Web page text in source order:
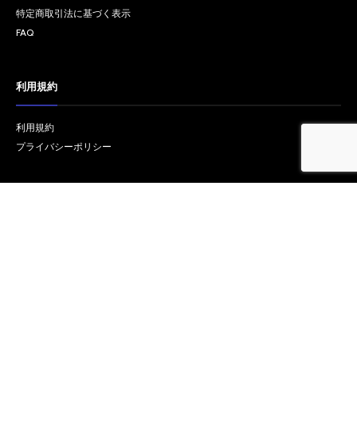
特定商取引法に基づく表示
FAQ
利用規約
利用規約
プライバシーポリシー